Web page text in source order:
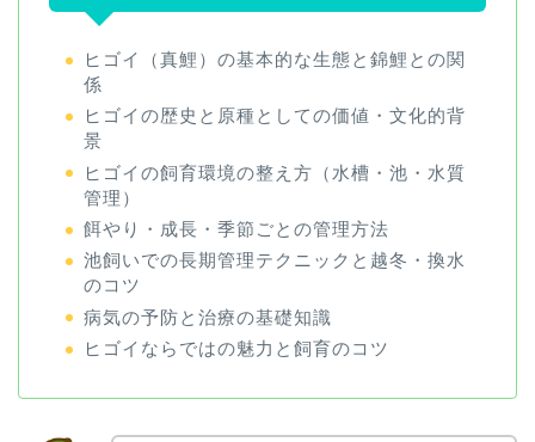
ヒゴイ（真鯉）の基本的な生態と錦鯉との関
係
ヒゴイの歴史と原種としての価値・文化的背
景
ヒゴイの飼育環境の整え方（水槽・池・水質
管理）
餌やり・成長・季節ごとの管理方法
池飼いでの長期管理テクニックと越冬・換水
のコツ
病気の予防と治療の基礎知識
ヒゴイならではの魅力と飼育のコツ